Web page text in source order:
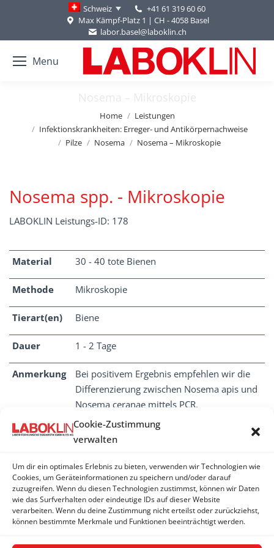
Cookie-Zustimmung
verwalten
Um dir ein optimales Erlebnis zu bieten, verwenden wir Technologien wie
Cookies, um Geräteinformationen zu speichern und/oder darauf
zuzugreifen. Wenn du diesen Technologien zustimmst, können wir Daten
wie das Surfverhalten oder eindeutige IDs auf dieser Website
verarbeiten. Wenn du deine Zustimmung nicht erteilst oder zurückziehst,
können bestimmte Merkmale und Funktionen beeinträchtigt werden.
Schweiz
+41 61 319 60 60
Max Kämpf-Platz 1 | CH - 4058 Basel
labor.basel@laboklin.ch
Menu
Nosema – Mikroskopie
Home
Leistungen
Infektionskrankheiten: Erreger- und Antikörpernachweise
Pilze
Nosema Nosema – Mikroskopie
Nosema spp. - Mikroskopie
LABOKLIN Leistungs-ID: 178
Material 30 - 40 tote Bienen
Methode Mikroskopie
Tierart(en) Biene
Dauer 1 - 2 Tage
Anmerkung
Bei positivem Ergebnis empfehlen wir die
Differenzierung zwischen Nosema apis und
Nosema ceranae mittels PCR.
NOSEMA
Nosema - Mikroskopie
Nosema Differenzierung - PCR